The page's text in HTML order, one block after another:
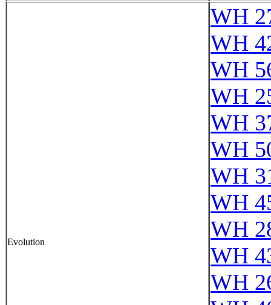
Evolution
WH
WH
WH
WH
WH
WH
WH
WH
WH
WH
WH